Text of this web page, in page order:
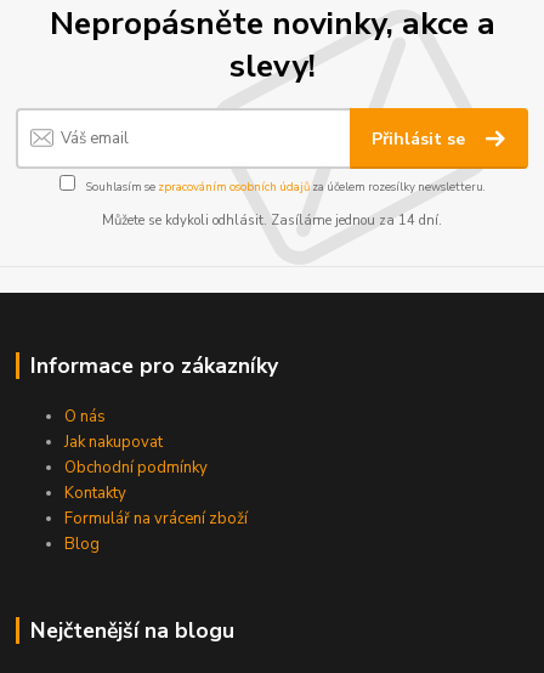
Nepropásněte novinky, akce a
slevy!
Přihlásit se
Souhlasím se zpracováním osobních údajůza účelem rozesílky newsletteru.
Můžete se kdykoli odhlásit. Zasíláme jednou za 14 dní.
Informace pro zákazníky
O nás
Jak nakupovat
Obchodní podmínky
Kontakty
Formulář na vrácení zboží
Blog
Nejčtenější na blogu